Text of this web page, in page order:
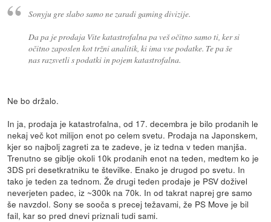
Sonyju gre slabo samo ne zaradi gaming divizije.
Da pa je prodaja Vite katastrofalna pa veš očitno samo ti, ker si
očitno zaposlen kot tržni analitik, ki ima vse podatke. Te pa še
nas razsvetli s podatki in pojem katastrofalna.
Ne bo držalo.
In ja, prodaja je katastrofalna, od 17. decembra je bilo prodanih le
nekaj več kot milijon enot po celem svetu. Prodaja na Japonskem,
kjer so najbolj zagreti za te zadeve, je iz tedna v teden manjša.
Trenutno se giblje okoli 10k prodanih enot na teden, medtem ko je
3DS pri desetkratniku te številke. Enako je drugod po svetu. In
tako je teden za tednom. Že drugi teden prodaje je PSV doživel
neverjeten padec, iz ~300k na 70k. In od takrat naprej gre samo
še navzdol. Sony se sooča s precej težavami, že PS Move je bil
fail, kar so pred dnevi priznali tudi sami.